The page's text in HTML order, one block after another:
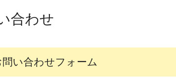
合わせ
問い合わせフォーム